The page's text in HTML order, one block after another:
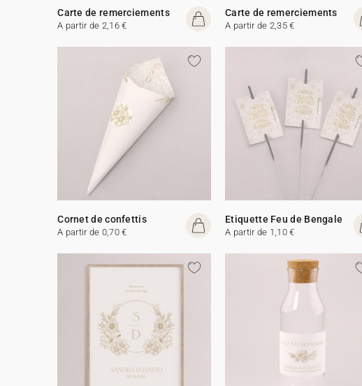
Carte de remerciements
A partir de 2,16 €
Carte de remerciements
A partir de 2,35 €
Cornet de confettis
A partir de 0,70 €
Etiquette Feu de Bengale
A partir de 1,10 €